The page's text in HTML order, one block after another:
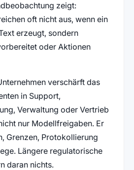
zeigt:
oft nicht aus, wenn ein
erzeugt, sondern
oder Aktionen
verschärft das
in Support,
Verwaltung oder Vertrieb
nur Modellfreigaben. Er
Grenzen, Protokollierung
Längere regulatorische
daran nichts.